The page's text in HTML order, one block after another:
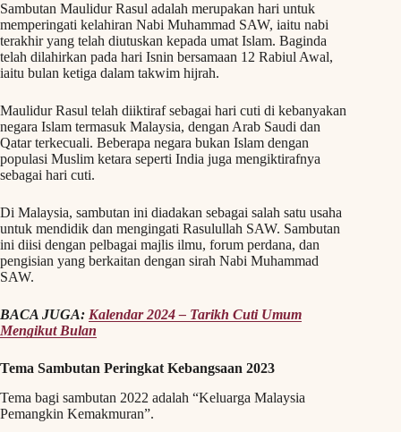
Sambutan Maulidur Rasul adalah merupakan hari untuk
memperingati kelahiran Nabi Muhammad SAW, iaitu nabi
terakhir yang telah diutuskan kepada umat Islam. Baginda
telah dilahirkan pada hari Isnin bersamaan 12 Rabiul Awal,
iaitu bulan ketiga dalam takwim hijrah.
Maulidur Rasul telah diiktiraf sebagai hari cuti di kebanyakan
negara Islam termasuk Malaysia, dengan Arab Saudi dan
Qatar terkecuali. Beberapa negara bukan Islam dengan
populasi Muslim ketara seperti India juga mengiktirafnya
sebagai hari cuti.
Di Malaysia, sambutan ini diadakan sebagai salah satu usaha
untuk mendidik dan mengingati Rasulullah SAW. Sambutan
ini diisi dengan pelbagai majlis ilmu, forum perdana, dan
pengisian yang berkaitan dengan sirah Nabi Muhammad
SAW.
BACA JUGA: Kalendar 2024 – Tarikh Cuti Umum
Mengikut Bulan
Tema Sambutan Peringkat Kebangsaan 2023
Tema bagi sambutan 2022 adalah “Keluarga Malaysia
Pemangkin Kemakmuran”.